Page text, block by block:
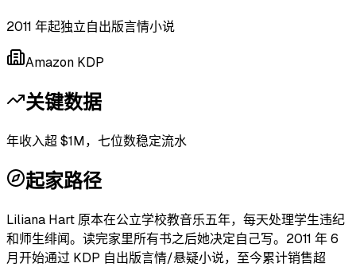
2011 年起独立自出版言情小说
Amazon KDP
关键数据
年收入超 $1M，七位数稳定流水
起家路径
Liliana Hart 原本在公立学校教音乐五年，每天处理学生违纪
和师生绯闻。读完家里所有书之后她决定自己写。2011 年 6
月开始通过 KDP 自出版言情/悬疑小说，至今累计销售超